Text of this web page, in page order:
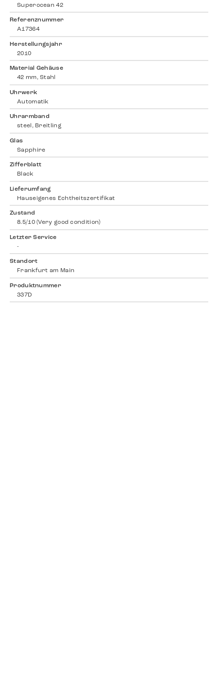
Superocean 42
Referenznummer
A17364
Herstellungsjahr
2010
Material Gehäuse
42 mm, Stahl
Uhrwerk
Automatik
Uhrarmband
steel, Breitling
Glas
Sapphire
Zifferblatt
Black
Lieferumfang
Hauseigenes Echtheitszertifikat
Zustand
8.5/10 (Very good condition)
Letzter Service
-
Standort
Frankfurt am Main
Produktnummer
337D